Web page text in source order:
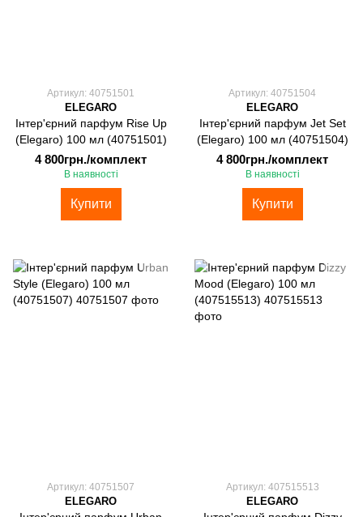
Артикул: 40751501
ELEGARO
Інтер'єрний парфум Rise Up
(Elegaro) 100 мл (40751501)
4 800грн./комплект
В наявності
Купити
Артикул: 40751504
ELEGARO
Інтер'єрний парфум Jet Set
(Elegaro) 100 мл (40751504)
4 800грн./комплект
В наявності
Купити
Артикул: 40751507
ELEGARO
Артикул: 407515513
ELEGARO